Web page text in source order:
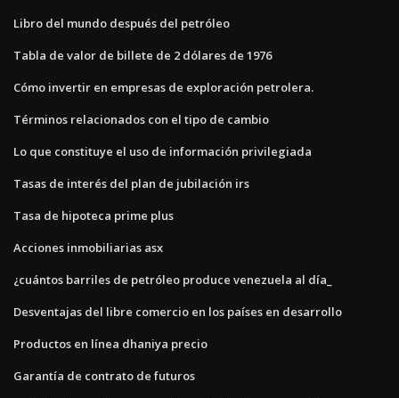
Libro del mundo después del petróleo
Tabla de valor de billete de 2 dólares de 1976
Cómo invertir en empresas de exploración petrolera.
Términos relacionados con el tipo de cambio
Lo que constituye el uso de información privilegiada
Tasas de interés del plan de jubilación irs
Tasa de hipoteca prime plus
Acciones inmobiliarias asx
¿cuántos barriles de petróleo produce venezuela al día_
Desventajas del libre comercio en los países en desarrollo
Productos en línea dhaniya precio
Garantía de contrato de futuros